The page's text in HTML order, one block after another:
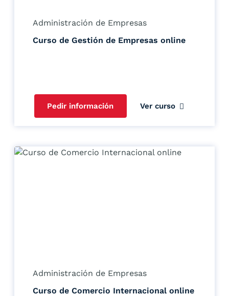
Administración de Empresas
Curso de Gestión de Empresas online
Pedir información Ver curso
Administración de Empresas
Curso de Comercio Internacional online